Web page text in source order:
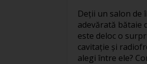
Deții un salon de
adevărată bătaie
este deloc o
cavitație și
alegi între ele?